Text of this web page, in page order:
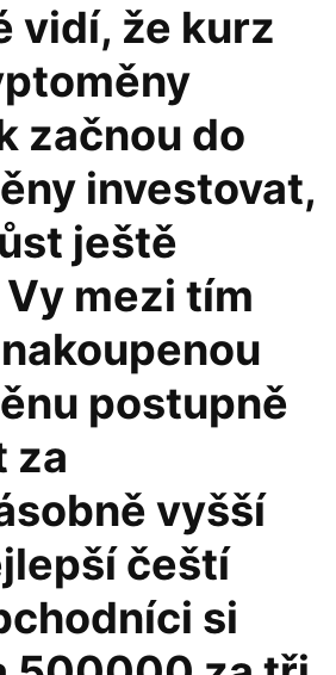
vidí, že kurz
začnou do
investovat,
ještě
mezi tím
postupně
za
vyšší
čeští
si